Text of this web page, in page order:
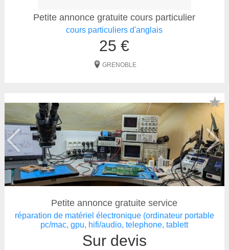
Petite annonce gratuite cours particulier
cours particuliers d'anglais
25 €
GRENOBLE
Petite annonce gratuite service
réparation de matériel électronique (ordinateur portable
pc/mac, gpu, hifi/audio, telephone, tablett
Sur devis
★